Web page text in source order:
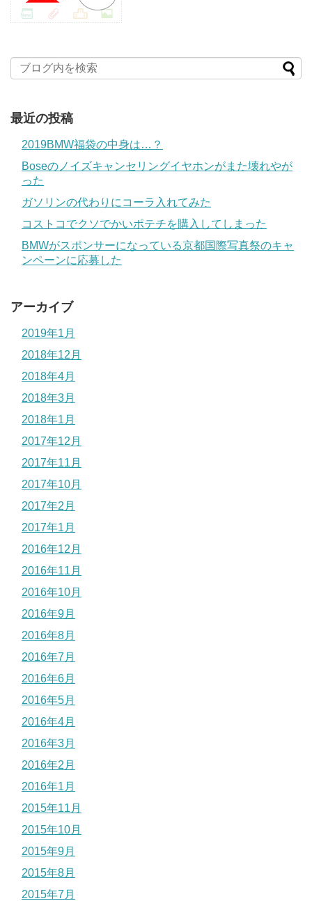
最近の投稿
2019BMW福袋の中身は…？
Boseのノイズキャンセリングイヤホンがまた壊れやが
った
ガソリンの代わりにコーラ入れてみた
コストコでクソでかいポテチを購入してしまった
BMWがスポンサーになっている京都国際写真祭のキャ
ンペーンに応募した
アーカイブ
2019年1月
2018年12月
2018年4月
2018年3月
2018年1月
2017年12月
2017年11月
2017年10月
2017年2月
2017年1月
2016年12月
2016年11月
2016年10月
2016年9月
2016年8月
2016年7月
2016年6月
2016年5月
2016年4月
2016年3月
2016年2月
2016年1月
2015年11月
2015年10月
2015年9月
2015年8月
2015年7月